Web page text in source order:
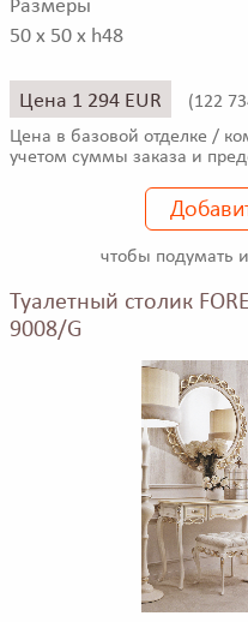
Размеры
50 x 50 x h48
Цена 1 294 EUR (122
Цена в базовой отделке /
учетом суммы заказа и
чтобы подумать
Туалетный столик
9008/G